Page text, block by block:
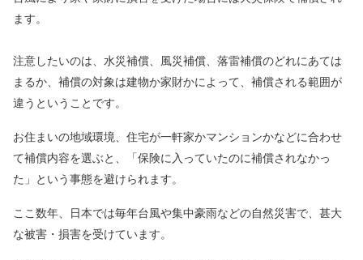
ます。
注意したいのは、水災補償、風災補償、落雷補償のどれにあては
まるか、補償の対象は建物か家財かによって、補償される範囲が
違うということです。
お住まいの地域環境、住宅が一軒家かマンションかなどに合わせ
て補償内容を選ぶと、「保険に入っていたのに補償されなかっ
た」という事態を避けられます。
ここ数年、日本では毎年台風や集中豪雨などの自然災害で、甚大
な被害・損害を受けています。